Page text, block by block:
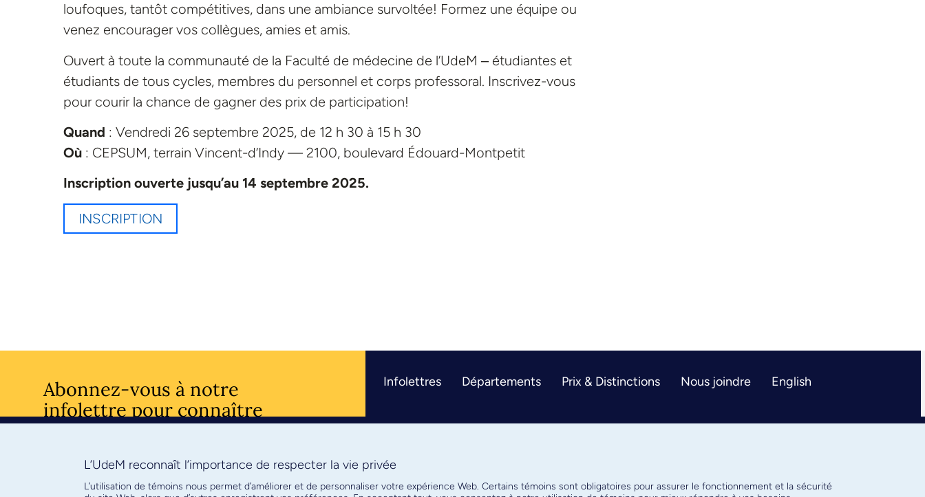
loufoques, tantôt compétitives, dans une ambiance survoltée! Formez une équipe ou
venez encourager vos collègues, amies et amis.
Ouvert à toute la communauté de la Faculté de médecine de l’UdeM ‒ étudiantes et
étudiants de tous cycles, membres du personnel et corps professoral. Inscrivez-vous
pour courir la chance de gagner des prix de participation!
Quand : Vendredi 26 septembre 2025, de 12 h 30 à 15 h 30
Où : CEPSUM, terrain Vincent-d’Indy — 2100, boulevard Édouard-Montpetit
Inscription ouverte jusqu’au 14 septembre 2025.
INSCRIPTION
Abonnez-vous à notre
infolettre pour connaître
l’actualité facultaire
S'ABONNER
Infolettres Départements Prix & Distinctions Nous joindre English
L’UdeM reconnaît l’importance de respecter la vie privée
L’utilisation de témoins nous permet d’améliorer et de personnaliser votre expérience Web. Certains témoins sont obligatoires pour assurer le fonctionnement et la sécurité